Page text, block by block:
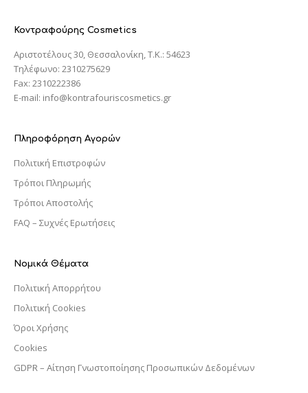
Κοντραφούρης Cosmetics
Αριστοτέλους 30, Θεσσαλονίκη, T.K.: 54623
Τηλέφωνο: 2310275629
Fax: 2310222386
E-mail: info@kontrafouriscosmetics.gr
Πληροφόρηση Αγορών
Πολιτική Επιστροφών
Τρόποι Πληρωμής
Τρόποι Αποστολής
FAQ – Συχνές Ερωτήσεις
Νομικά Θέματα
Πολιτική Απορρήτου
Πολιτική Cookies
Όροι Χρήσης
Cookies
GDPR – Αίτηση Γνωστοποίησης Προσωπικών Δεδομένων